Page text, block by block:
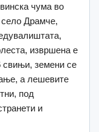
чума во
Драмче,
извршена е
свињи, земени се
а лешевите
под
и